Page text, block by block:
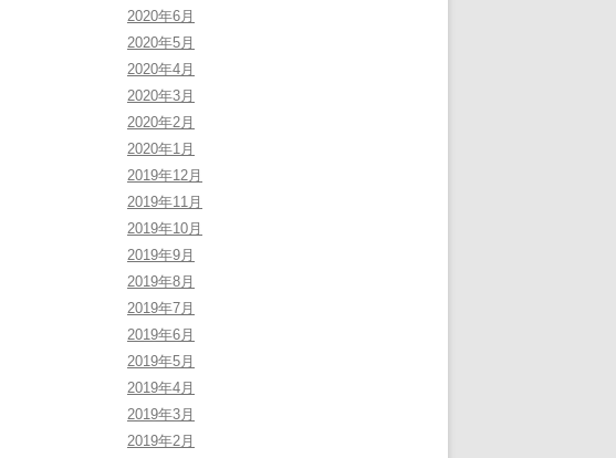
2020年6月
2020年5月
2020年4月
2020年3月
2020年2月
2020年1月
2019年12月
2019年11月
2019年10月
2019年9月
2019年8月
2019年7月
2019年6月
2019年5月
2019年4月
2019年3月
2019年2月